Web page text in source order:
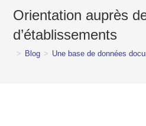
Orientation auprès
d’établissements
> Blog > Une base de données